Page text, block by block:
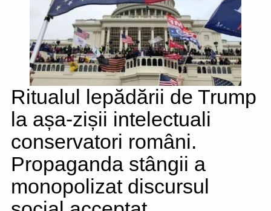
Ritualul lepădării de Trump
la așa-zișii intelectuali
conservatori români.
Propaganda stângii a
monopolizat discursul